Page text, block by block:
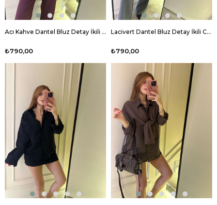
Acı Kahve Dantel Bluz Detay İkili Crop Gömlek
₺790,00
Lacivert Dantel Bluz Detay İkili Crop Gömlek
₺790,00